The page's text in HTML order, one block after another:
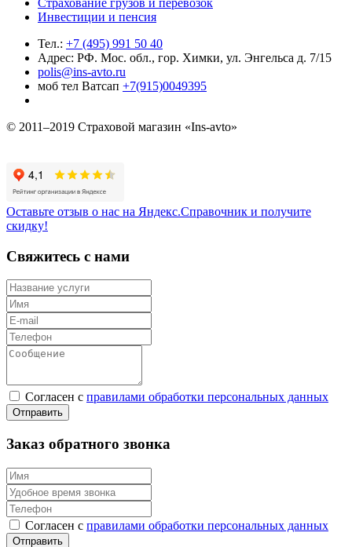
Инвестиции и пенсия
Тел.: +7 (495) 991 50 40
Адрес: РФ. Мос. обл., гор. Химки, ул. Энгельса д. 7/15
polis@ins-avto.ru
моб тел Ватсап +7(915)0049395
© 2011–2019 Страховой магазин «Ins-avto»
Оставьте отзыв о нас на Яндекс.Справочник и получите
скидку!
Свяжитесь с нами
Согласен с правилами обработки персональных данных
Заказ обратного звонка
Согласен с правилами обработки персональных данных